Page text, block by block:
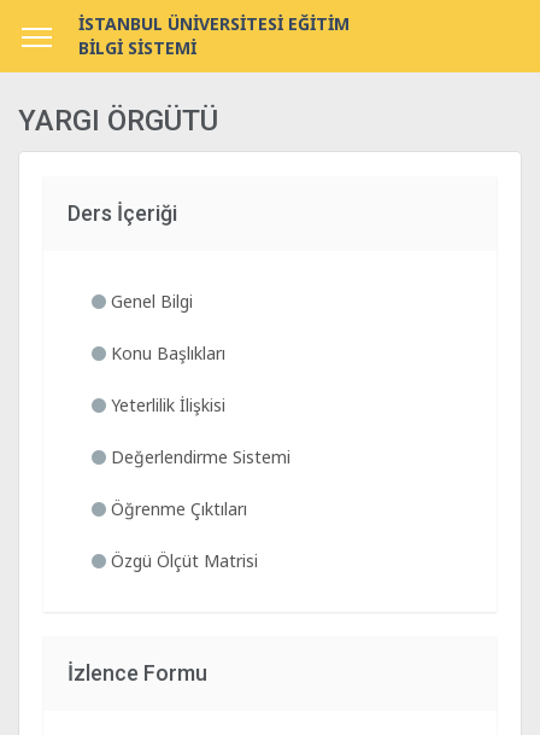
İSTANBUL ÜNİVERSİTESİ EĞİTİM
BİLGİ SİSTEMİ
YARGI ÖRGÜTÜ
Ders İçeriği
Genel Bilgi
Konu Başlıkları
Yeterlilik İlişkisi
Değerlendirme Sistemi
Öğrenme Çıktıları
Özgü Ölçüt Matrisi
İzlence Formu